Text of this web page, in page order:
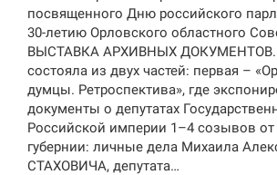
посвященного Дню российского
30-летию Орловского областного
ВЫСТАВКА АРХИВНЫХ ДОКУМЕНТОВ.
состояла из двух частей: первая –
думцы. Ретроспектива», где
документы о депутатах
Российской империи 1–4 созывов
губернии: личные дела Михаила
СТАХОВИЧА, депутата…